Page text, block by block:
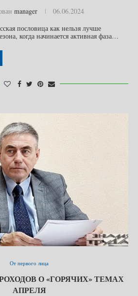
manager
06.06.2024
пословица как нельзя лучше
когда начинается активная фаза…
От первого лица
О «ГОРЯЧИХ» ТЕМАХ
АПРЕЛЯ